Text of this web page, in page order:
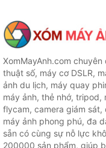
XomMayAnh.com
thuật số, máy cơ DSLR,
ảnh du lịch, máy quay
máy ảnh, thẻ nhớ, tripod,
flycam, camera giám
máy ảnh phong phú, đa
sẵn có cùng sự nỗ lực
200000 sản phẩm, giúp